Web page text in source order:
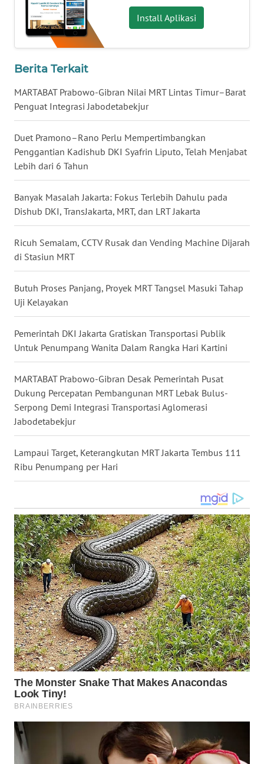
Install Aplikasi
Berita Terkait
MARTABAT Prabowo-Gibran Nilai MRT Lintas Timur–Barat
Penguat Integrasi Jabodetabekjur
Duet Pramono–Rano Perlu Mempertimbangkan
Penggantian Kadishub DKI Syafrin Liputo, Telah Menjabat
Lebih dari 6 Tahun
Banyak Masalah Jakarta: Fokus Terlebih Dahulu pada
Dishub DKI, TransJakarta, MRT, dan LRT Jakarta
Ricuh Semalam, CCTV Rusak dan Vending Machine Dijarah
di Stasiun MRT
Butuh Proses Panjang, Proyek MRT Tangsel Masuki Tahap
Uji Kelayakan
Pemerintah DKI Jakarta Gratiskan Transportasi Publik
Untuk Penumpang Wanita Dalam Rangka Hari Kartini
MARTABAT Prabowo-Gibran Desak Pemerintah Pusat
Dukung Percepatan Pembangunan MRT Lebak Bulus-
Serpong Demi Integrasi Transportasi Aglomerasi
Jabodetabekjur
Lampaui Target, Keterangkutan MRT Jakarta Tembus 111
Ribu Penumpang per Hari
WN
BABEL
SUMBAR
WN
WN
BENGKULU
WN
LAMPUNG
JATENG
NUSANTARA
JOGJA
JATIM
WN
BALI
WN
KALBAR
KALTENG
WN
KALTARA
WN
KALSEL
WN
KALTIM
WN
SULSEL
GORONTALO